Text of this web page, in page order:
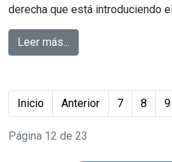
derecha que está introduciendo
Leer más...
Inicio Anterior 7 8 9
Página 12 de 23